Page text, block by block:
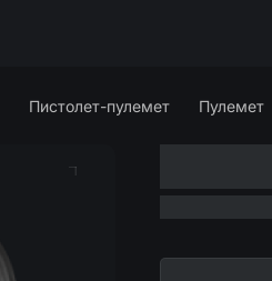
Пистолет-пулемет Пулемет